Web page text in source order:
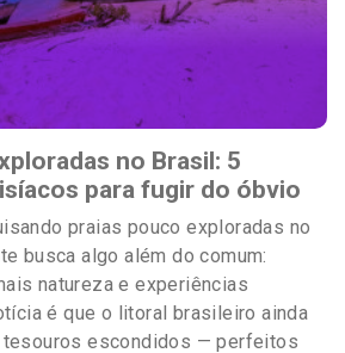
no Brasil: 5
para fugir do óbvio
praias pouco exploradas no
busca algo além do comum:
natureza e experiências
é que o litoral brasileiro ainda
tesouros escondidos — perfeitos